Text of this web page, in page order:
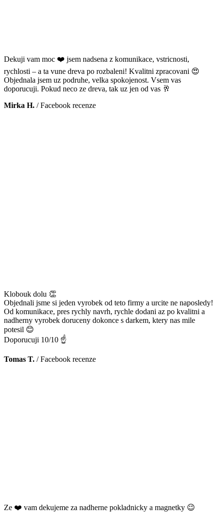
Dekuji vam moc ❤️ jsem nadsena z komunikace, vstricnosti,
rychlosti – a ta vune dreva po rozbaleni! Kvalitni zpracovani 😍
Objednala jsem uz podruhe, velka spokojenost. Vsem vas
doporucuji. Pokud neco ze dreva, tak uz jen od vas 🥂
Mirka H. /Facebook recenze
Klobouk dolu 👏
Objednali jsme si jeden vyrobek od teto firmy a urcite ne naposledy!
Od komunikace, pres rychly navrh, rychle dodani az po kvalitni a
nadherny vyrobek doruceny dokonce s darkem, ktery nas mile
potesil 😊
Doporucuji 10/10 ☝️
Tomas T. /Facebook recenze
Ze ❤️ vam dekujeme za nadherne pokladnicky a magnetky 😉